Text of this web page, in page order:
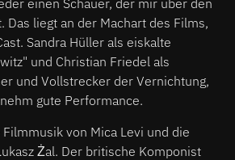
Das liegt an der Machart des Films,
Sandra Hüller als eiskalte
und Christian Friedel als
und Vollstrecker der Vernichtung,
gute Performance.
von Mica Levi und die
Żal. Der britische Komponist